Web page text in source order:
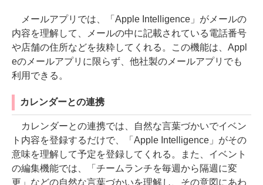
メールアプリでは、「Apple Intelligence」がメールの
内容を理解して、メールの中に記載されている電話番号
や店舗の住所などを抜粋してくれる。この機能は、Appl
eのメールアプリに限らず、他社製のメールアプリでも
利用できる。
カレンダーとの連携
カレンダーとの連携では、自然な言葉づかいでイベン
ト内容を登録するだけで、「Apple Intelligence」がその
意味を理解して予定を登録してくれる。また、イベント
の編集機能では、「チームランチを毎週から隔週に変
更」などの自然な言葉づかいを理解し、その意図にあわ